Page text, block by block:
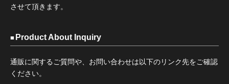
させて頂きます。
Product About Inquiry
通販に関するご質問や、お問い合わせは以下のリンク先をご確認
ください。